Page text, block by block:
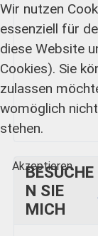
BESUCHE
N SIE
MICH
Wir nutzen
essenziell für
diese Website
Cookies). Sie
zulassen
womöglich
stehen.
Akzeptieren